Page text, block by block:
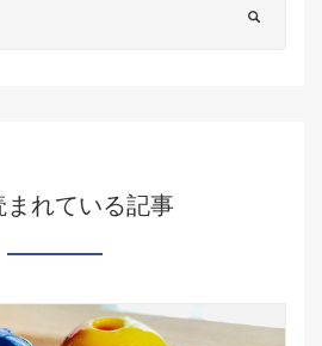
まれている記事